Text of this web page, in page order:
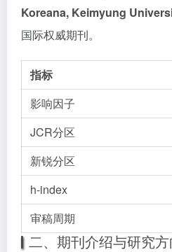
Koreana, Keimyung
国际权威期刊。
指标
影响因子
JCR分区
新锐分区
h-index
审稿周期
二、期刊介绍与研究方